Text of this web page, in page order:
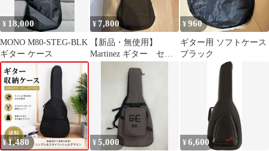
¥ 18,000
MONO M80-STEG-BLK
ギター ケース
¥7,800
【新品・無使用】
Martinez ギター セミ
ハードケース
¥960
ギター用 ソフトケース
ブラック
¥1,480 ¥5,000 ¥6,600